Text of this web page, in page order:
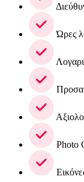
Ώρες
Photo